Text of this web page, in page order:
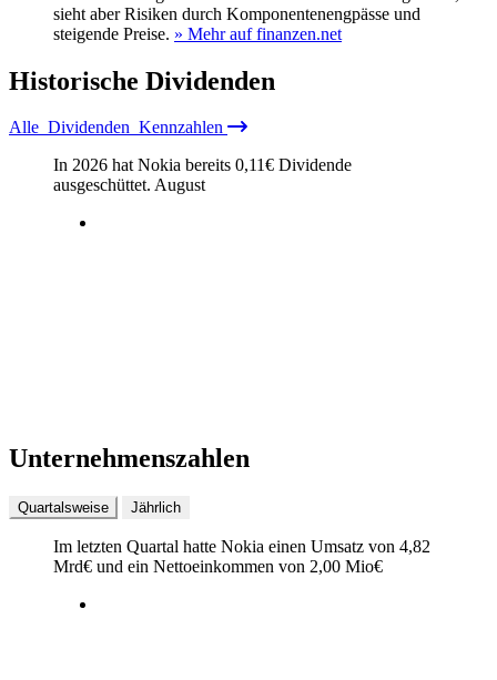
sieht aber Risiken durch Komponentenengpässe und
steigende Preise. » Mehr auf finanzen.net
Historische Dividenden
Alle Dividenden Kennzahlen
In 2026 hat Nokia bereits 0,11€ Dividende
ausgeschüttet. August
Unternehmenszahlen
Quartalsweise Jährlich
Im letzten Quartal hatte Nokia einen Umsatz von 4,82
Mrd€ und ein Nettoeinkommen von 2,00 Mio€